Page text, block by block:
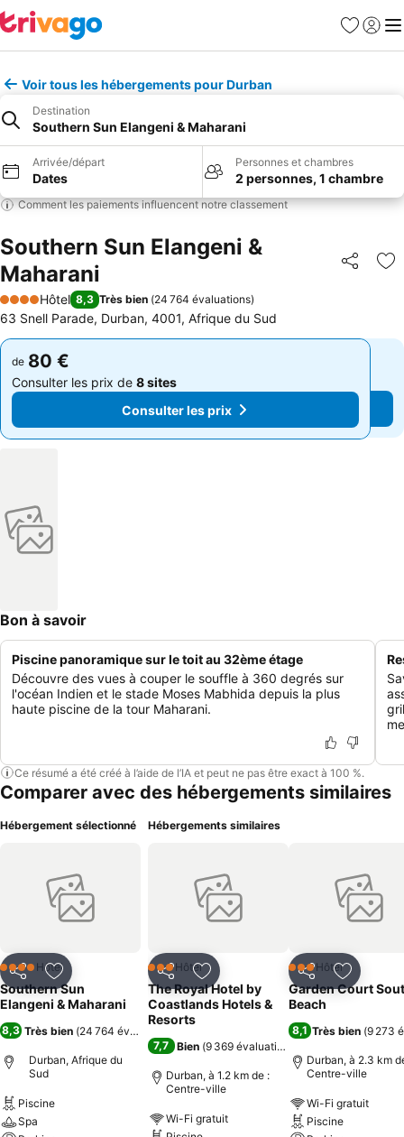
Favoris
Se
Voir tous les hébergements pour Durban
Destination
Southern Sun Elangeni & Maharani
Arrivée/départ
Dates
Personnes et chambres
2 personnes, 1 chambre
Comment les paiements influencent notre classement
Southern Sun Elangeni &
Maharani
Partager
4 Étoiles
Hôtel 8,3 Très bien (24 764 évaluations)
63 Snell Parade, Durban, 4001, Afrique du Sud
de 80 €
Consulter les prix de 8 sites
Consulter les prix
de 80 €
Consulter les prix de 8 sites
Consulter les prix
Bon à savoir
Piscine panoramique sur le toit au 32ème étage
Découvre des vues à couper le souffle à 360 degrés sur
l'océan Indien et le stade Moses Mabhida depuis la plus
haute piscine de la tour Maharani.
Ce résumé a été créé à l’aide de l’IA et peut ne pas être exact à 100 %.
Comparer avec des hébergements similaires
Hébergement sélectionné
PartagerAjouter à mes favoris
4 ÉtoilesHôtel
Southern Sun
Elangeni & Maharani
8,3 Très bien (24 764 évaluations
Durban, Afrique du
Sud
Piscine
Spa
Hébergements similaires
PartagerAjouter à mes favoris
3 ÉtoilesHôtel
The Royal Hotel by
Coastlands Hotels &
Resorts
7,7 Bien (9 369 évaluations
Durban, à 1.2 km de :
Centre-ville
Wi-Fi gratuit
PartagerAjouter
3 ÉtoilesHôtel
Garden Court
Beach
8,1 Très bien (9 273
Durban, à 2.3 km
Centre-ville
Wi-Fi gratuit
Piscine